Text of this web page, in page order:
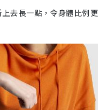
去長一點，令身體比例